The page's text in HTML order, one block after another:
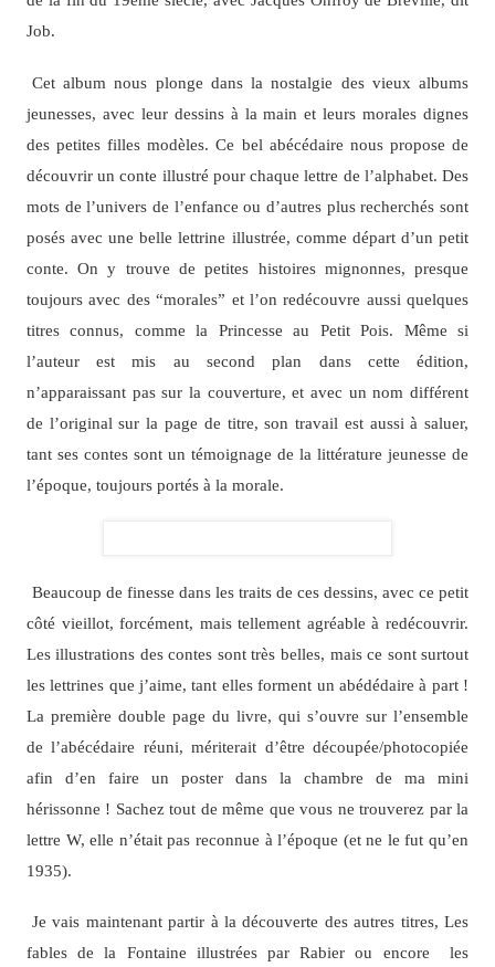
Job.
Cet album nous plonge dans la nostalgie des vieux albums
jeunesses, avec leur dessins à la main et leurs morales dignes
des petites filles modèles. Ce bel abécédaire nous propose de
découvrir un conte illustré pour chaque lettre de l’alphabet. Des
mots de l’univers de l’enfance ou d’autres plus recherchés sont
posés avec une belle lettrine illustrée, comme départ d’un petit
conte. On y trouve de petites histoires mignonnes, presque
toujours avec des “morales” et l’on redécouvre aussi quelques
titres connus, comme la Princesse au Petit Pois. Même si
l’auteur est mis au second plan dans cette édition,
n’apparaissant pas sur la couverture, et avec un nom différent
de l’original sur la page de titre, son travail est aussi à saluer,
tant ses contes sont un témoignage de la littérature jeunesse de
l’époque, toujours portés à la morale.
Beaucoup de finesse dans les traits de ces dessins, avec ce petit
côté vieillot, forcément, mais tellement agréable à redécouvrir.
Les illustrations des contes sont très belles, mais ce sont surtout
les lettrines que j’aime, tant elles forment un abédédaire à part !
La première double page du livre, qui s’ouvre sur l’ensemble
de l’abécédaire réuni, mériterait d’être découpée/photocopiée
afin d’en faire un poster dans la chambre de ma mini
hérissonne ! Sachez tout de même que vous ne trouverez par la
lettre W, elle n’était pas reconnue à l’époque (et ne le fut qu’en
1935).
Je vais maintenant partir à la découverte des autres titres, Les
fables de la Fontaine illustrées par Rabier ou encore les